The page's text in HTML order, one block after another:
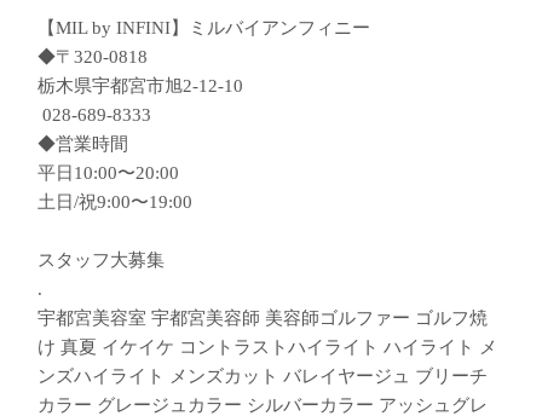
【MIL by INFINI】ミルバイアンフィニー
◆〒320-0818
栃木県宇都宮市旭2-12-10
︎ 028-689-8333
◆営業時間
平日10:00〜20:00
土日/祝9:00〜19:00
︎スタッフ大募集︎
.
宇都宮美容室 宇都宮美容師 美容師ゴルファー ゴルフ焼
け 真夏 イケイケ コントラストハイライト ハイライト メ
ンズハイライト メンズカット バレイヤージュ ブリーチ
カラー グレージュカラー シルバーカラー アッシュグレ